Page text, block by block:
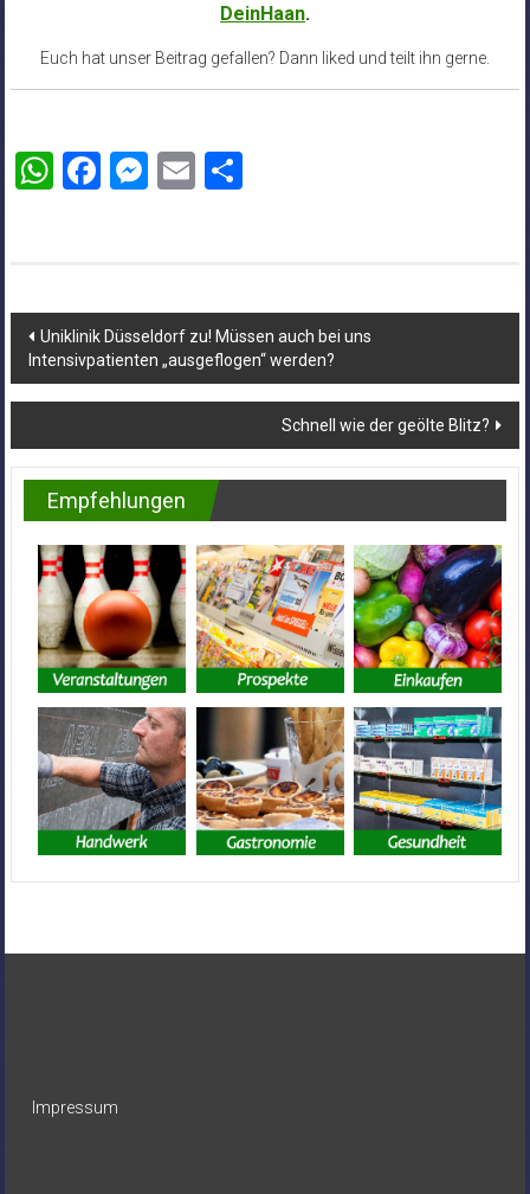
DeinHaan.
Euch hat unser Beitrag gefallen? Dann liked und teilt ihn gerne.
WhatsApp
Facebook
Messenger
EmailTeilen
Beitragsnavigation
Uniklinik Düsseldorf zu! Müssen auch bei uns
Intensivpatienten „ausgeflogen“ werden?
Schnell wie der geölte Blitz?
Empfehlungen
Impressum